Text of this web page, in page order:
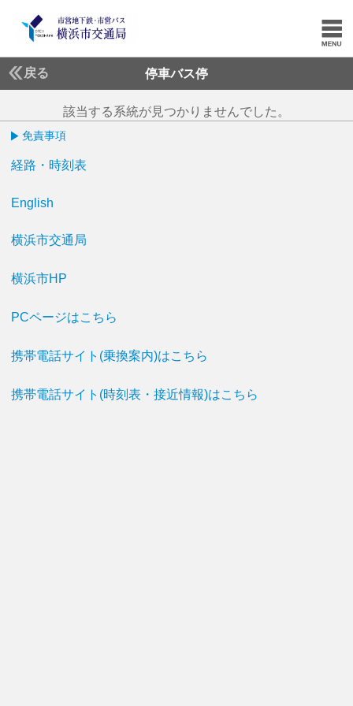
戻る 停車バス停
該当する系統が見つかりませんでした。
免責事項
経路・時刻表
English
横浜市交通局
横浜市HP
PCページはこちら
携帯電話サイト(乗換案内)はこちら
携帯電話サイト(時刻表・接近情報)はこちら